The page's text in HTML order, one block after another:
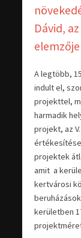
Dávid,
A legtöbb,
indult el,
projekttel,
harmadik
projekt, az
projektek
amit a
kertvárosi
kerületben